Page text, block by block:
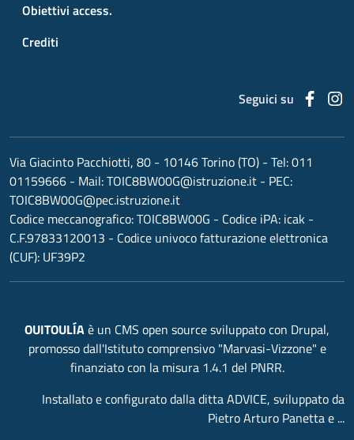
Obiettivi access.
Crediti
Seguici su
Via Giacinto Pacchiotti, 80 - 10146 Torino (TO) - Tel:011
01159666 - Mail:TOIC8BW00G@istruzione.it - PEC:
TOIC8BW00G@pec.istruzione.it
Codice meccanografico:TOIC8BW00G - Codice iPA: icak -
C.F.97833120013 - Codice univoco fatturazione elettronica
(CUF): UF39P2
OUITOULÍAè un CMS open source sviluppato con Drupal,
promosso dall'Istituto comprensivo "Marvasi-Vizzone" e
finanziato con la misura 1.4.1 del PNRR.
Installato e configurato dalla ditta ADVICE, sviluppato da
Pietro Arturo Panetta e ...